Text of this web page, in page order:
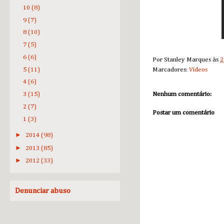
Por Stanley Marques às
Marcadores: Vídeos
Nenhum comentário:
Postar um comentário
10 (8)
9 (7)
8 (10)
7 (5)
6 (6)
5 (11)
4 (6)
3 (15)
2 (7)
1 (3)
► 2014 (98)
► 2013 (85)
► 2012 (33)
Denunciar abuso